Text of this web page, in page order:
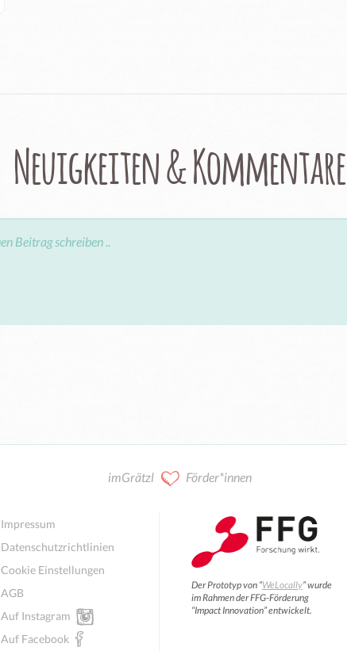
Neuigkeiten & Kommentare
imGrätzl Förder*innen
Impressum
Datenschutzrichtlinien
Cookie Einstellungen
AGB
Auf Instagram
Auf Facebook
Der Prototyp von “WeLocally” wurde
im Rahmen der FFG-Förderung
“Impact Innovation” entwickelt.